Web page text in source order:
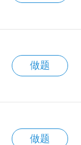
做题
做题